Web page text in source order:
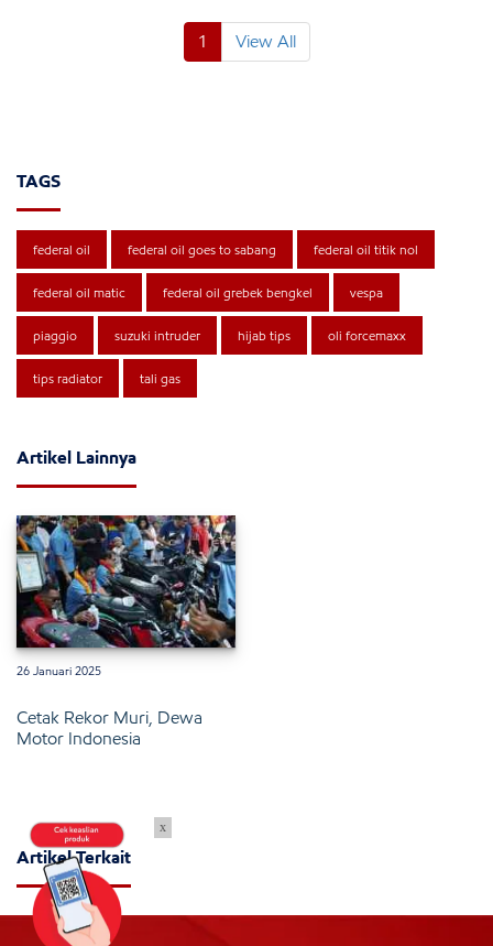
1 View All
TAGS
federal oil federal oil goes to sabang federal oil titik nol
federal oil matic federal oil grebek bengkel vespa
piaggio suzuki intruder hijab tips oli forcemaxx
tips radiator tali gas
Artikel Lainnya
26 Januari 2025
Cetak Rekor Muri, Dewa
Motor Indonesia
Artikel Terkait
x